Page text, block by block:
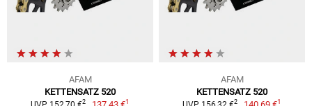
AFAM
KETTENSATZ 520
2 1
AFAM
KETTENSATZ 520
2 1